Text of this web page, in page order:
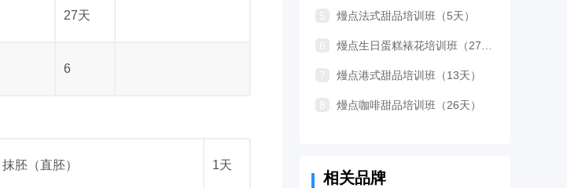
27天
6
抹胚（直胚） 1天
熳点法式甜品培训班（5天）
熳点生日蛋糕裱花培训班（27天）
熳点港式甜品培训班（13天）
熳点咖啡甜品培训班（26天）
相关品牌